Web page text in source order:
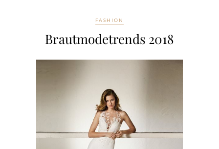
FASHION
Brautmodetrends 2018